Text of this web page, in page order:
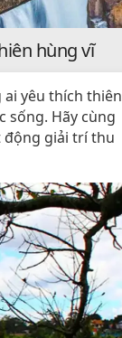
hùng vĩ
yêu thích thiên
sống. Hãy cùng
động giải trí thu